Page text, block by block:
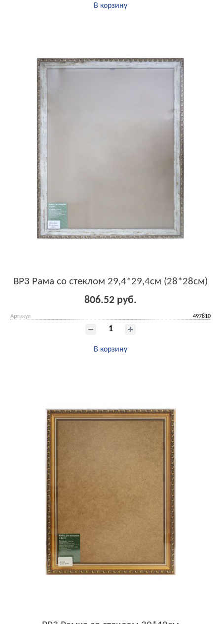
В корзину
BP3 Рама со стеклом 29,4*29,4см (28*28см)
806.52 руб.
Артикул 497810
В корзину